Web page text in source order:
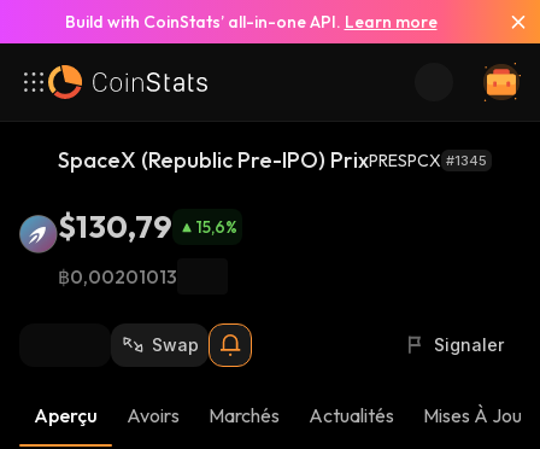
Build with CoinStats’ all-in-one API. Learn more
SpaceX (Republic Pre-IPO) PrixPRESPCX #1345
$130,79 15,6%
฿0,00201013
Swap Signaler
Aperçu Avoirs Marchés Actualités Mises À Jour